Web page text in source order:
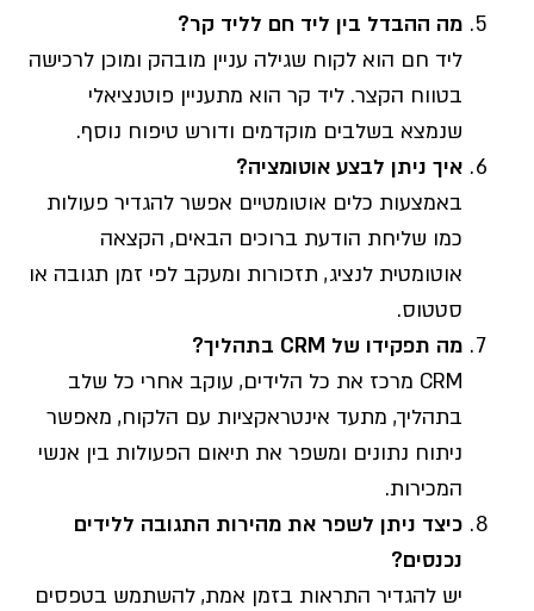
מה ההבדל בין ליד חם לליד קר?
ליד חם הוא לקוח שגילה עניין מובהק ומוכן לרכישה
בטווח הקצר. ליד קר הוא מתעניין פוטנציאלי
שנמצא בשלבים מוקדמים ודורש טיפוח נוסף.
איך ניתן לבצע אוטומציה?
באמצעות כלים אוטומטיים אפשר להגדיר פעולות
כמו שליחת הודעת ברוכים הבאים, הקצאה
אוטומטית לנציג, תזכורות ומעקב לפי זמן תגובה או
סטטוס.
מה תפקידו של CRM בתהליך?
CRM מרכז את כל הלידים, עוקב אחרי כל שלב
בתהליך, מתעד אינטראקציות עם הלקוח, מאפשר
ניתוח נתונים ומשפר את תיאום הפעולות בין אנשי
המכירות.
כיצד ניתן לשפר את מהירות התגובה ללידים
נכנסים?
יש להגדיר התראות בזמן אמת, להשתמש בטפסים